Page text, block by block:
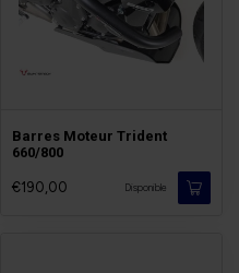
Barres Moteur Trident
660/800
€190,00 Disponible